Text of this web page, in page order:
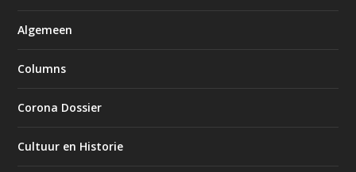
Algemeen
Columns
Corona Dossier
Cultuur en Historie